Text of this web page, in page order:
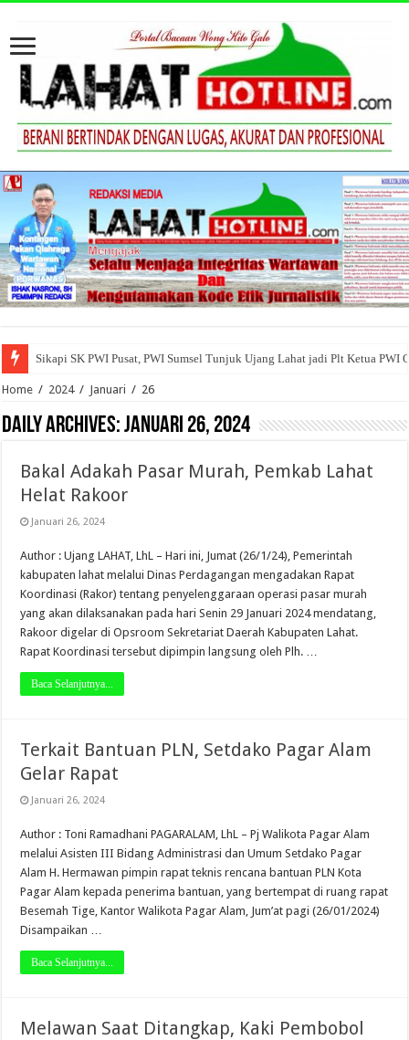
Sikapi SK PWI Pusat, PWI Sumsel Tunjuk Ujang Lahat jadi Plt Ketua PWI
Home / 2024 / Januari / 26
Daily Archives:Januari 26, 2024
Bakal Adakah Pasar Murah, Pemkab Lahat
Helat Rakoor
Januari 26, 2024
Author : Ujang LAHAT, LhL – Hari ini, Jumat (26/1/24), Pemerintah
kabupaten lahat melalui Dinas Perdagangan mengadakan Rapat
Koordinasi (Rakor) tentang penyelenggaraan operasi pasar murah
yang akan dilaksanakan pada hari Senin 29 Januari 2024 mendatang,
Rakoor digelar di Opsroom Sekretariat Daerah Kabupaten Lahat.
Rapat Koordinasi tersebut dipimpin langsung oleh Plh. …
Baca Selanjutnya...
Terkait Bantuan PLN, Setdako Pagar Alam
Gelar Rapat
Januari 26, 2024
Author : Toni Ramadhani PAGARALAM, LhL – Pj Walikota Pagar Alam
melalui Asisten III Bidang Administrasi dan Umum Setdako Pagar
Alam H. Hermawan pimpin rapat teknis rencana bantuan PLN Kota
Pagar Alam kepada penerima bantuan, yang bertempat di ruang rapat
Besemah Tige, Kantor Walikota Pagar Alam, Jum’at pagi (26/01/2024)
Disampaikan …
Baca Selanjutnya...
Melawan Saat Ditangkap, Kaki Pembobol